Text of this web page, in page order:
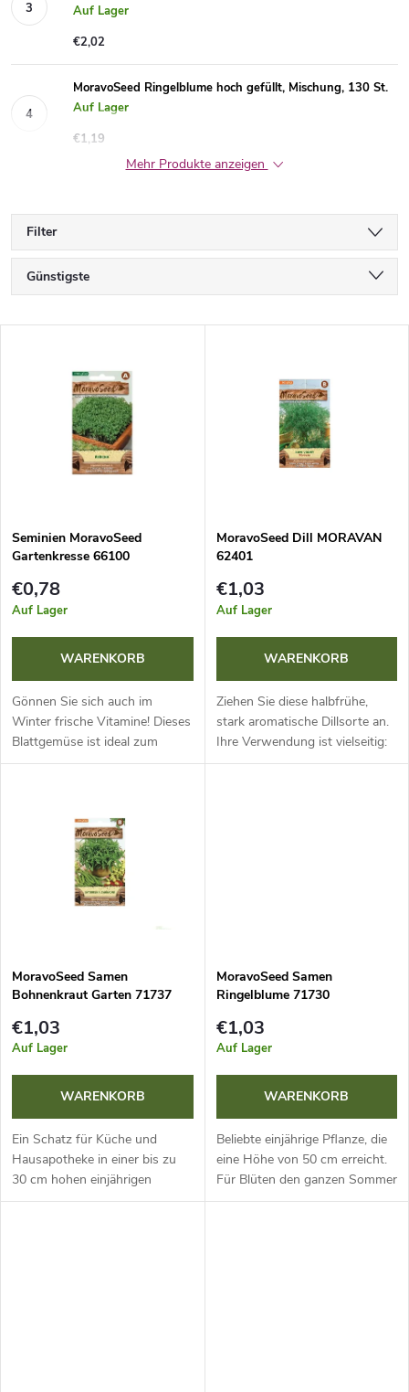
Auf Lager
€2,02
MoravoSeed Ringelblume hoch gefüllt, Mischung, 130 St.
Auf Lager
€1,19
Mehr Produkte anzeigen
Filter
P
r
t
s
o
r
t
n
g
Günstigste
Alphabetisch
e
d
e
P
r
t
e
Seminien MoravoSeed
Gartenkresse 66100
€0,78
Auf Lager
WARENKORB
Gönnen Sie sich auch im
Winter frische Vitamine! Dieses
Blattgemüse ist ideal zum
Treiben in Schalen mit feuchter
MoravoSeed Dill MORAVAN
62401
€1,03
Auf Lager
WARENKORB
Ziehen Sie diese halbfrühe,
stark aromatische Dillsorte an.
Ihre Verwendung ist vielseitig:
Sie eignet sich hervorragend
MoravoSeed Samen
Bohnenkraut Garten 71737
€1,03
Auf Lager
WARENKORB
Ein Schatz für Küche und
Hausapotheke in einer bis zu
30 cm hohen einjährigen
Pflanze. Geerntet wird das
MoravoSeed Samen
Ringelblume 71730
€1,03
Auf Lager
WARENKORB
Beliebte einjährige Pflanze, die
eine Höhe von 50 cm erreicht.
Für Blüten den ganzen Sommer
über säen Sie sie gestaffelt aus